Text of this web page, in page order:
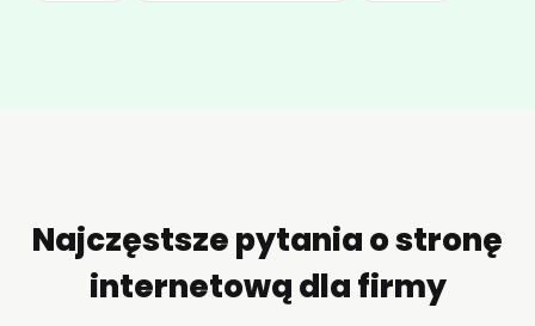
Najczęstsze pytania o stronę
internetową dla firmy